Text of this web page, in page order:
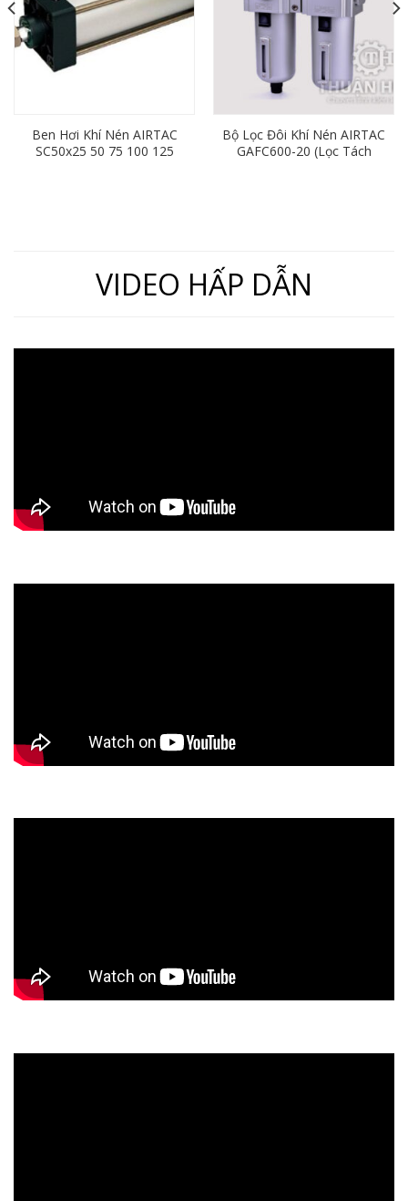
Ben Hơi Khí Nén AIRTAC
SC50x25 50 75 100 125
Bộ Lọc Đôi Khí Nén AIRTAC
GAFC600-20 (Lọc Tách
VIDEO HẤP DẪN